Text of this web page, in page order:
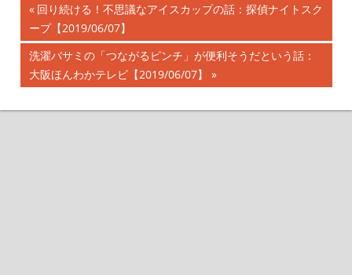
投
稿
ナ
ビ
前
の
記
事:
回り続ける！不思議なアイスカップの話：探偵ナイトスク
ープ【2019/06/07】
次
の
事:
洗濯バサミの「つながるピンチ」が便利そうだという話：
大阪ほんわかテレビ【2019/06/07】